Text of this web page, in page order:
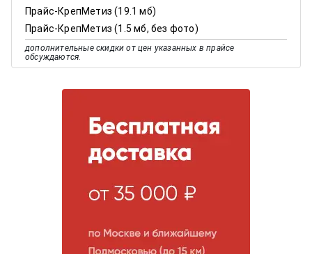
Прайс-КрепМетиз (19.1 мб)
Прайс-КрепМетиз (1.5 мб, без фото)
дополнительные скидки от цен указанных в прайсе
обсуждаются.